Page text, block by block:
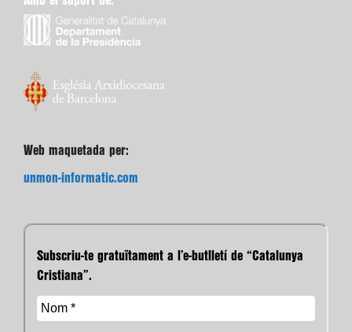
Web maquetada per:
unmon-informatic.com
Subscriu-te gratuïtament a l’e-butlletí de “Catalunya
Cristiana”.